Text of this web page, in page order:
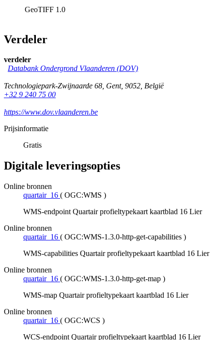
GeoTIFF 1.0
Verdeler
verdeler
Databank Ondergrond Vlaanderen (DOV)
Technologiepark-Zwijnaarde 68, Gent, 9052, België
+32 9 240 75 00
https://www.dov.vlaanderen.be
Prijsinformatie
Gratis
Digitale leveringsopties
Online bronnen
quartair_16 ( OGC:WMS )
WMS-endpoint Quartair profieltypekaart kaartblad 16 Lier
Online bronnen
quartair_16 ( OGC:WMS-1.3.0-http-get-capabilities )
WMS-capabilities Quartair profieltypekaart kaartblad 16 Lier
Online bronnen
quartair_16 ( OGC:WMS-1.3.0-http-get-map )
WMS-map Quartair profieltypekaart kaartblad 16 Lier
Online bronnen
quartair_16 ( OGC:WCS )
WCS-endpoint Quartair profieltypekaart kaartblad 16 Lier